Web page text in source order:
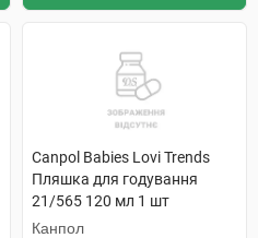
Canpol Babies Lovi Trends
Пляшка для годування
21/565 120 мл 1 шт
Канпол